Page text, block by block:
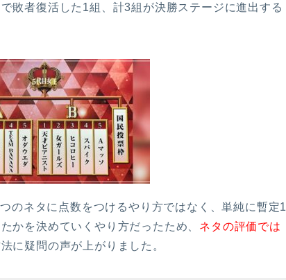
敗者復活した1組、計3組が決勝ステージに進出する
のネタに点数をつけるやり方ではなく、単純に暫定1
かを決めていくやり方だったため、 ネタの評価では
に疑問の声が上がりました。